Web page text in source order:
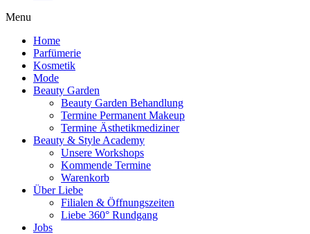
Menu
Home
Parfümerie
Kosmetik
Mode
Beauty Garden
Beauty Garden Behandlung
Termine Permanent Makeup
Termine Ästhetikmediziner
Beauty & Style Academy
Unsere Workshops
Kommende Termine
Warenkorb
Über Liebe
Filialen & Öffnungszeiten
Liebe 360° Rundgang
Jobs